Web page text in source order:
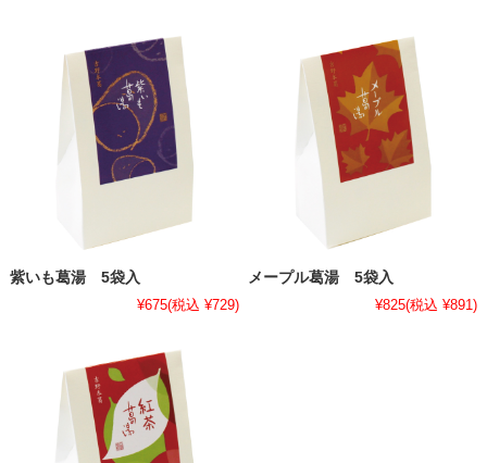
紫いも葛湯 5袋入
¥675(税込 ¥729)
メープル葛湯 5袋入
¥825(税込 ¥891)